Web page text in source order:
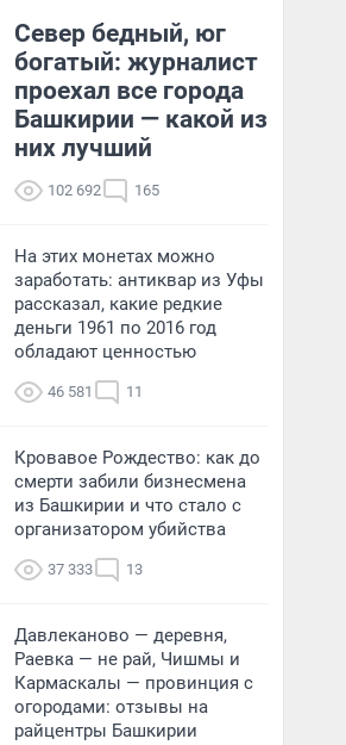
Север бедный, юг
богатый: журналист
проехал все города
Башкирии — какой из
них лучший
102 692 165
На этих монетах можно
заработать: антиквар из Уфы
рассказал, какие редкие
деньги 1961 по 2016 год
обладают ценностью
46 581 11
Кровавое Рождество: как до
смерти забили бизнесмена
из Башкирии и что стало с
организатором убийства
37 333 13
Давлеканово — деревня,
Раевка — не рай, Чишмы и
Кармаскалы — провинция с
огородами: отзывы на
райцентры Башкирии